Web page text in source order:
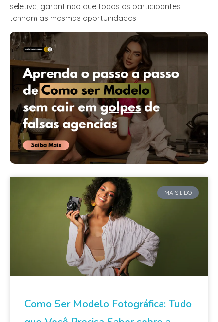
seletivo, garantindo que todos os participantes
tenham as mesmas oportunidades.
MAIS LIDO
Como Ser Modelo Fotográfica: Tudo